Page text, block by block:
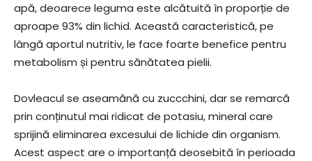
apă, deoarece leguma este alcătuită în proporție de
aproape 93% din lichid. Această caracteristică, pe
lângă aportul nutritiv, le face foarte benefice pentru
metabolism și pentru sănătatea pielii.
Dovleacul se aseamănă cu zuccchini, dar se remarcă
prin conținutul mai ridicat de potasiu, mineral care
sprijină eliminarea excesului de lichide din organism.
Acest aspect are o importanță deosebită în perioada